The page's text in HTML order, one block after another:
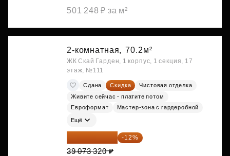
501 248 ₽ за м²
2-комнатная, 70.2м²
ЖК Скай Гарден, 1 корпус, 1 секция, 17
этаж, №111
Сдана Скидка
Чистовая отделка
Живите сейчас - платите потом
Евроформат
Мастер-зона с гардеробной
Ещё
34 384 522 ₽ -12%
39 073 320 ₽